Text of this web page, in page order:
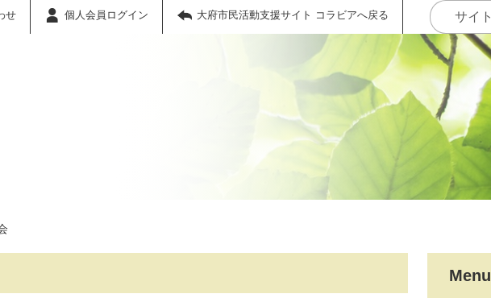
せ 個人会員ログイン 大府市民活動支援サイト コラビアへ戻る
Menu